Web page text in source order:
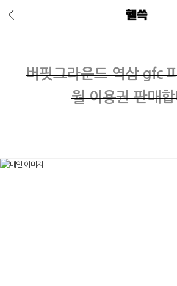
버핏그라운드 역삼 gfc
월 이용권 판매